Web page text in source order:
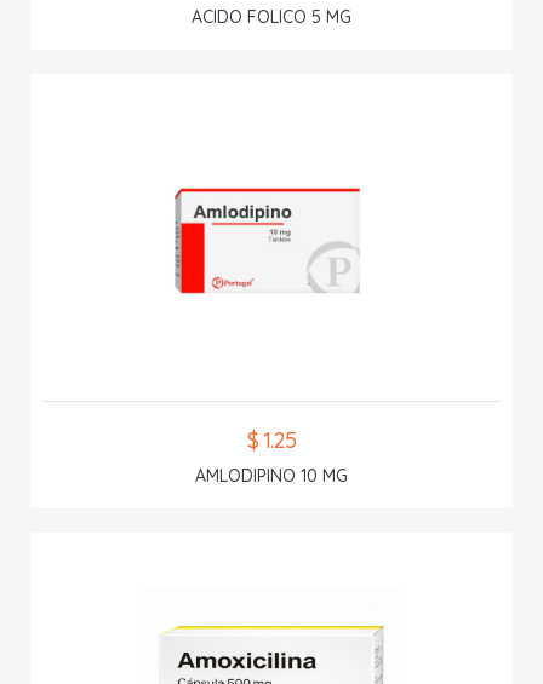
ACIDO FOLICO 5 MG
$ 1.25
AMLODIPINO 10 MG